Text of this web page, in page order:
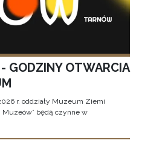
GODZINY OTWARCIA
r. oddziały Muzeum Ziemi
Muzeów” będą czynne w